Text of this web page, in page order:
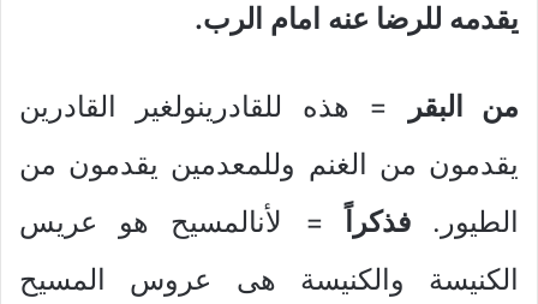
يقدمه للرضا عنه امام الرب.
من البقر
= هذه للقادرينولغير القادرين
يقدمون من الغنم وللمعدمين يقدمون من
الطيور.فذكراً = لأنالمسيح هو عريس
الكنيسة والكنيسة هى عروس المسيح